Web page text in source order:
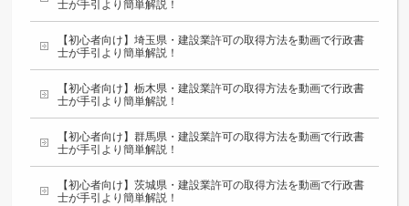
士が手引より簡単解説！
【初心者向け】埼玉県・建設業許可の取得方法を動画で行政書
士が手引より簡単解説！
【初心者向け】栃木県・建設業許可の取得方法を動画で行政書
士が手引より簡単解説！
【初心者向け】群馬県・建設業許可の取得方法を動画で行政書
士が手引より簡単解説！
【初心者向け】茨城県・建設業許可の取得方法を動画で行政書
士が手引より簡単解説！